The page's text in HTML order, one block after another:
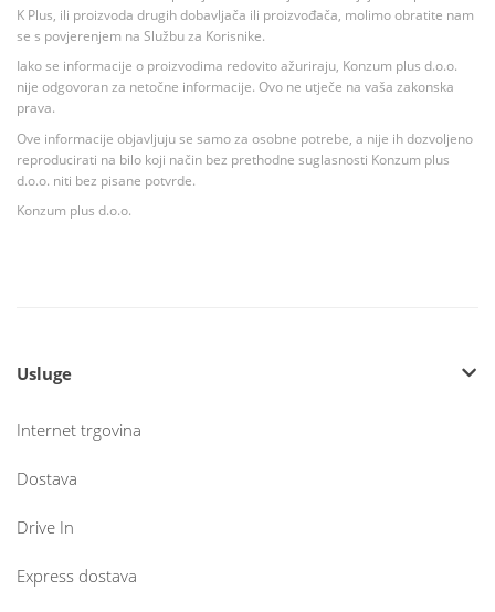
K Plus, ili proizvoda drugih dobavljača ili proizvođača, molimo obratite nam
se s povjerenjem na Službu za Korisnike.
Iako se informacije o proizvodima redovito ažuriraju, Konzum plus d.o.o.
nije odgovoran za netočne informacije. Ovo ne utječe na vaša zakonska
prava.
Ove informacije objavljuju se samo za osobne potrebe, a nije ih dozvoljeno
reproducirati na bilo koji način bez prethodne suglasnosti Konzum plus
d.o.o. niti bez pisane potvrde.
Konzum plus d.o.o.
Usluge
Internet trgovina
Dostava
Drive In
Express dostava